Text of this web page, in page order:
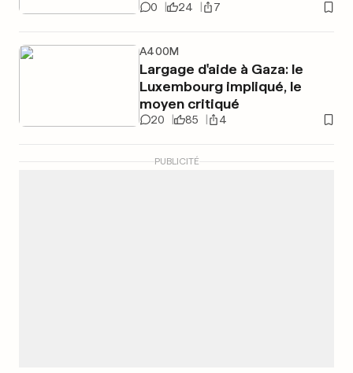
0 24 7
A400M
Largage d'aide à Gaza: le
Luxembourg impliqué, le
moyen critiqué
20 85 4
PUBLICITÉ